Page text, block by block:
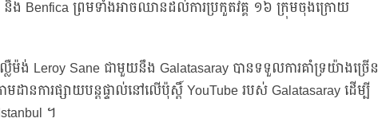
ង Benfica ព្រមទាំងអាចឈានដល់ការប្រកួតវគ្គ ១៦ ក្រុមចុងក្រោយ
ល្លឺម៉ង់ Leroy Sane ជាមួយនឹង Galatasaray បានទទួលការគាំទ្រយ៉ាងច្រើន
នការផ្សាយបន្តផ្ទាល់នៅលើប៉ុស្តិ៍ YouTube របស់ Galatasaray ដើម្បី
។